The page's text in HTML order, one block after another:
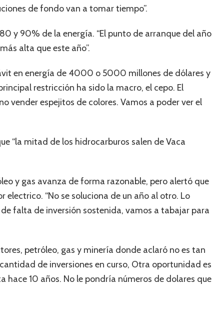
de fondo van a tomar tiempo”.
y 90% de la energía. “El punto de arranque del año
alta que este año”.
en energía de 4000 o 5000 millones de dólares y
restricción ha sido la macro, el cepo. El
vender espejitos de colores. Vamos a poder ver el
“la mitad de los hidrocarburos salen de Vaca
y gas avanza de forma razonable, pero alertó que
“No se soluciona de un año al otro. Lo
falta de inversión sostenida, vamos a tabajar para
petróleo, gas y minería donde aclaró no es tan
de inversiones en curso, Otra oportunidad es
hace 10 años. No le pondría números de dolares que